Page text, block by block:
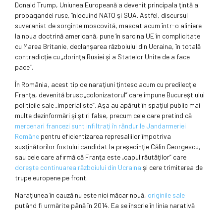
Donald Trump, Uniunea Europeană a devenit principala ţintă a
propagandei ruse, înlocuind NATO şi SUA. Astfel, discursul
suveranist de sorginte moscovită, mascat acum într-o aliniere
la noua doctrină americană, pune în sarcina UE în complicitate
cu Marea Britanie, declanşarea războiului din Ucraina, în totală
contradicţie cu „dorinţa Rusiei şi a Statelor Unite de a face
pace”.
În România, acest tip de naraţiuni ţintesc acum cu predilecţie
Franţa, devenită brusc „colonizatorul” care impune Bucureştiului
politicile sale „imperialiste”. Aşa au apărut în spaţiul public mai
multe dezinformări şi ştiri false, precum cele care pretind că
mercenari francezi sunt infiltraţi în rândurile Jandarmeriei
Române pentru eficientizarea represaliilor împotriva
susţinătorilor fostului candidat la preşedinţie Călin Georgescu,
sau cele care afirmă că Franţa este „capul răutăţilor” care
doreşte continuarea războiului din Ucraina şi cere trimiterea de
trupe europene pe front.
Naraţiunea în cauză nu este nici măcar nouă, originile sale
putând fi urmărite până în 2014. Ea se înscrie în linia narativă